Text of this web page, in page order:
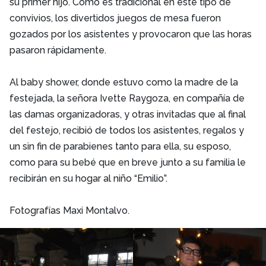
convivios, los divertidos juegos de mesa fueron
gozados por los asistentes y provocaron que las horas
pasaron rápidamente.
Al baby shower, donde estuvo como la madre de la
festejada, la señora Ivette Raygoza, en compañía de
las damas organizadoras, y otras invitadas que al final
del festejo, recibió de todos los asistentes, regalos y
un sin fin de parabienes tanto para ella, su esposo,
como para su bebé que en breve junto a su familia le
recibirán en su hogar al niño “Emilio”.
Fotografías Maxi Montalvo.